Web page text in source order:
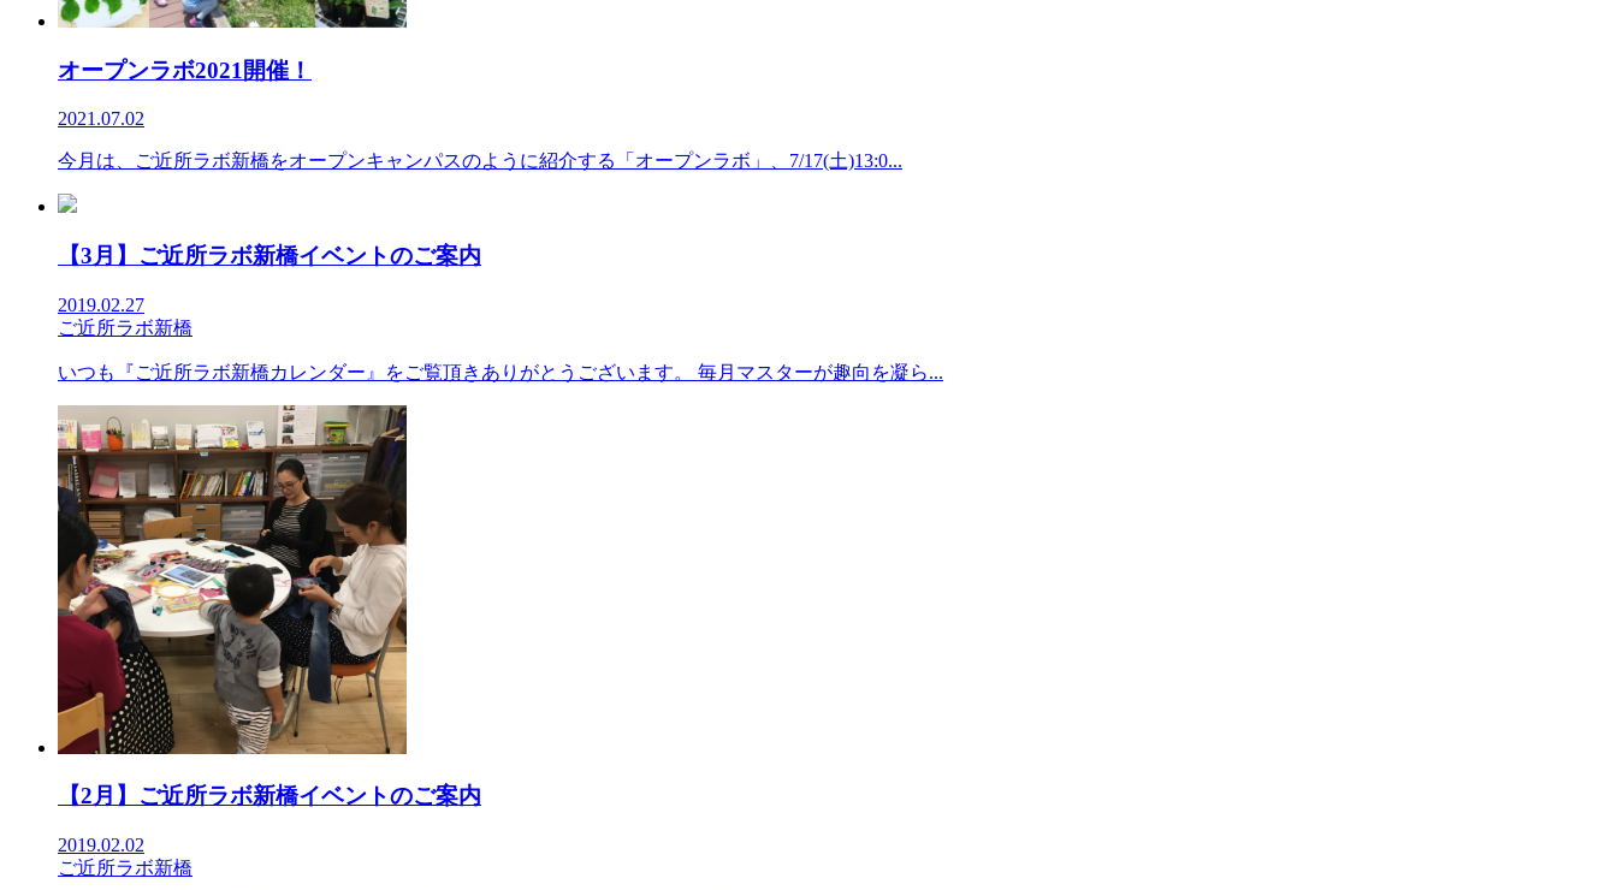
オープンラボ2021開催！
2021.07.02
今月は、ご近所ラボ新橋をオープンキャンパスのように紹介する「オープンラボ」、7/17(土)13:0...
【3月】ご近所ラボ新橋イベントのご案内
2019.02.27
ご近所ラボ新橋
いつも『ご近所ラボ新橋カレンダー』をご覧頂きありがとうございます。 毎月マスターが趣向を凝ら...
【2月】ご近所ラボ新橋イベントのご案内
2019.02.02
ご近所ラボ新橋